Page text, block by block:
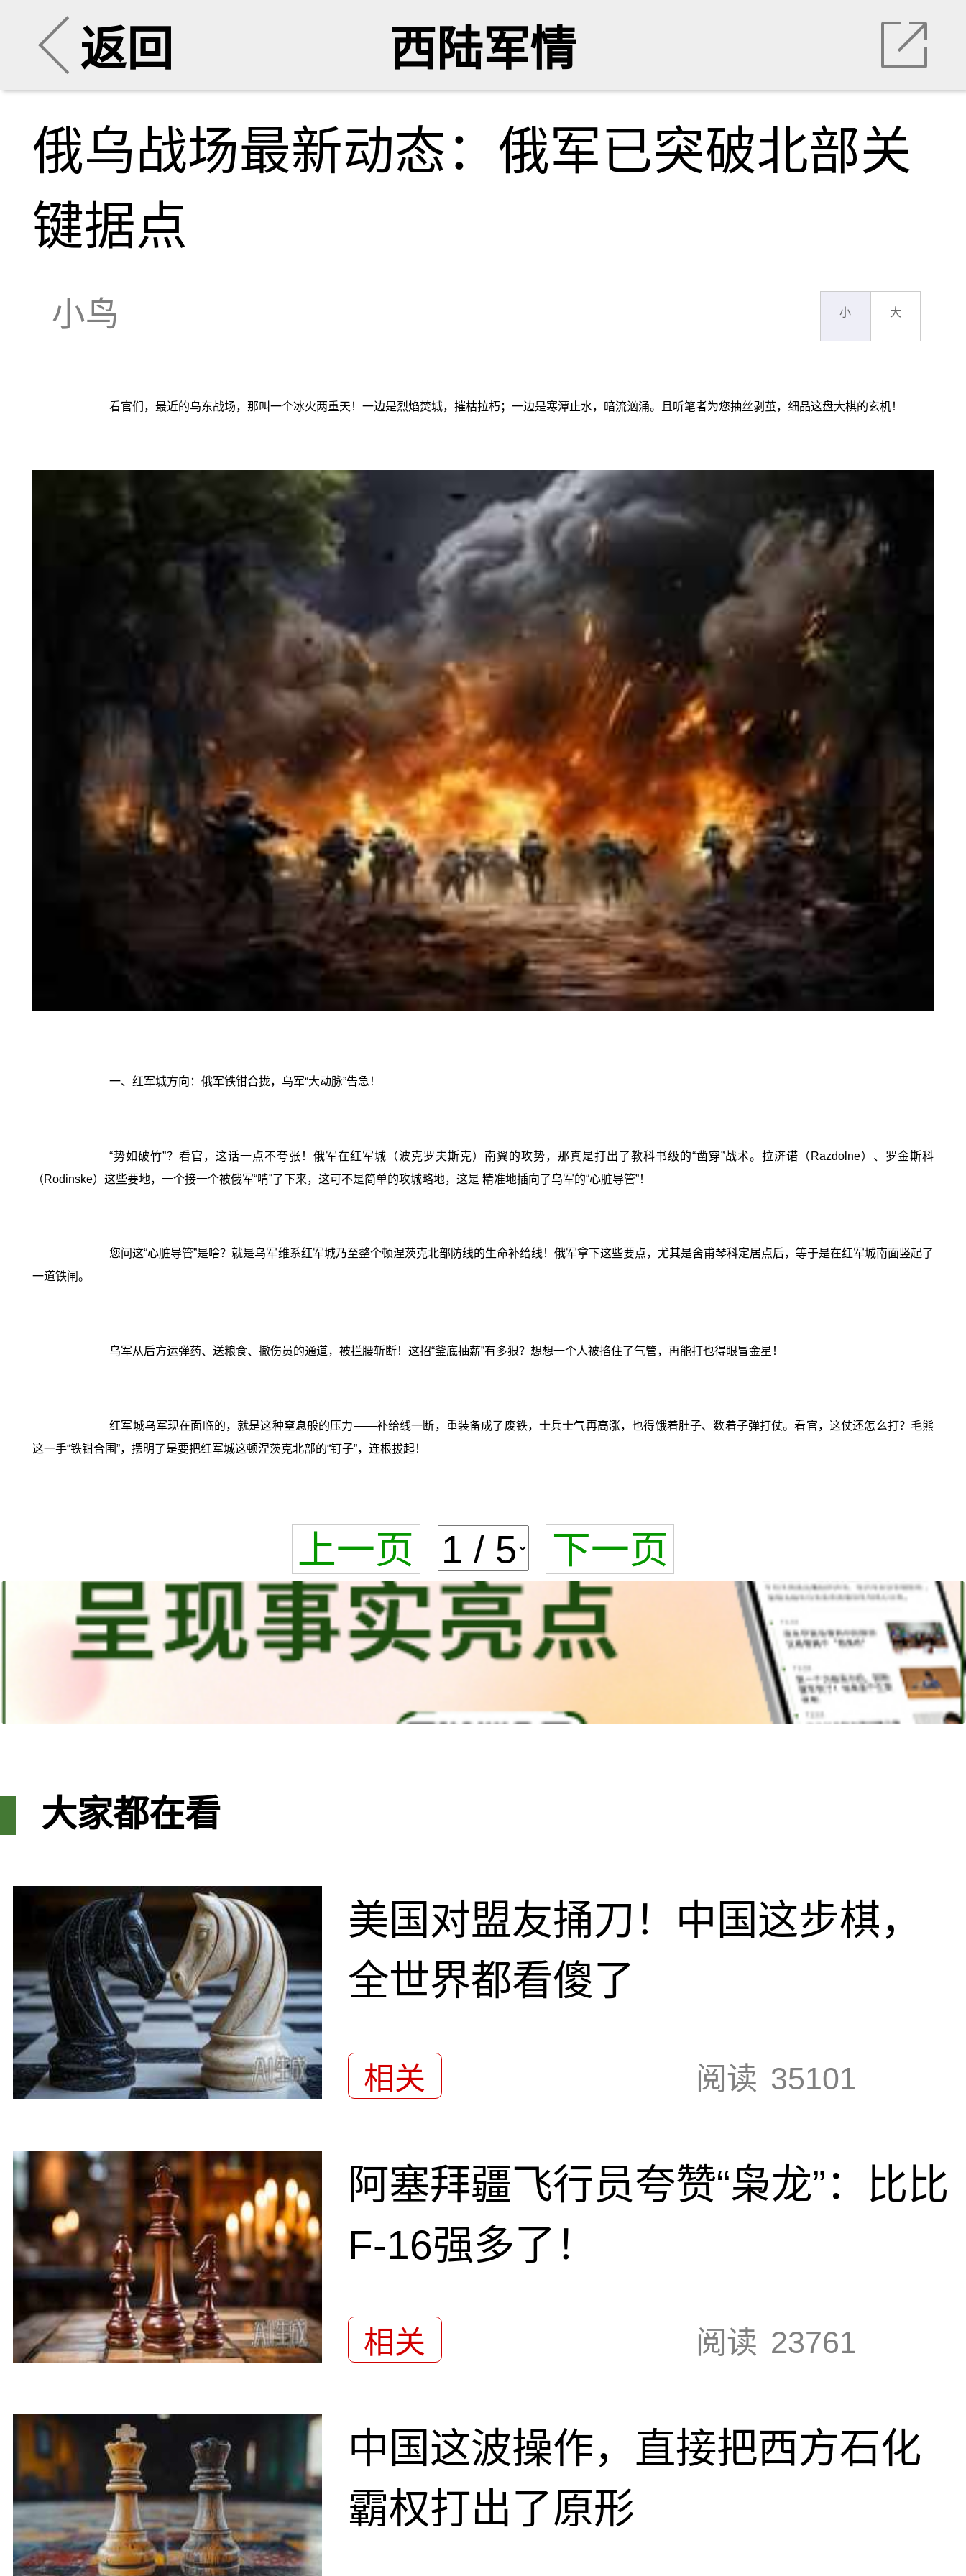
返回 西陆军情
俄乌战场最新动态：俄军已突破北部关
键据点
小鸟 小 大
看官们，最近的乌东战场，那叫一个冰火两重天！一边是烈焰焚城，摧枯拉朽；一边是寒潭止水，暗流汹涌。且听笔者为您抽丝剥茧，细品这盘大棋的玄机！
一、红军城方向：俄军铁钳合拢，乌军“大动脉”告急！
“势如破竹”？看官，这话一点不夸张！俄军在红军城（波克罗夫斯克）南翼的攻势，那真是打出了教科书级的“凿穿”战术。拉济诺（Razdolne）、罗金斯科
（Rodinske）这些要地，一个接一个被俄军“啃”了下来，这可不是简单的攻城略地，这是 精准地插向了乌军的“心脏导管”！
您问这“心脏导管”是啥？就是乌军维系红军城乃至整个顿涅茨克北部防线的生命补给线！俄军拿下这些要点，尤其是舍甫琴科定居点后，等于是在红军城南面竖起了
一道铁闸。
乌军从后方运弹药、送粮食、撤伤员的通道，被拦腰斩断！这招“釜底抽薪”有多狠？想想一个人被掐住了气管，再能打也得眼冒金星！
红军城乌军现在面临的，就是这种窒息般的压力——补给线一断，重装备成了废铁，士兵士气再高涨，也得饿着肚子、数着子弹打仗。看官，这仗还怎么打？毛熊
这一手“铁钳合围”，摆明了是要把红军城这顿涅茨克北部的“钉子”，连根拔起！
上一页 下一页
大家都在看
美国对盟友捅刀！中国这步棋，
全世界都看傻了
相关 阅读 35101
阿塞拜疆飞行员夸赞“枭龙”：比比
F-16强多了！
相关 阅读 23761
中国这波操作，直接把西方石化
霸权打出了原形